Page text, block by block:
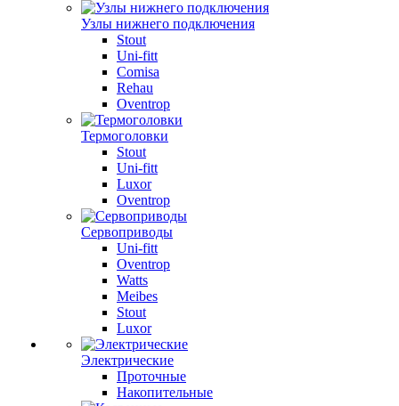
Узлы нижнего подключения
Stout
Uni-fitt
Comisa
Rehau
Oventrop
Термоголовки
Stout
Uni-fitt
Luxor
Oventrop
Сервоприводы
Uni-fitt
Oventrop
Watts
Meibes
Stout
Luxor
Электрические
Проточные
Накопительные